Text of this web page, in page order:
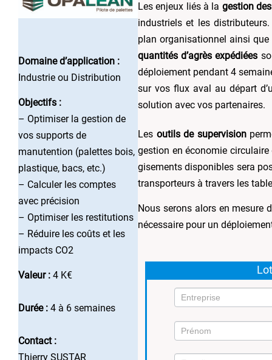
Domaine d’application :
Industrie ou Distribution
Objectifs :
– Optimiser la gestion de
vos supports de
manutention (palettes bois,
plastique, bacs, etc.)
– Calculer les comptes
avec précision
– Optimiser les restitutions
– Réduire les coûts et les
impacts CO2
Valeur : 4 K€
Durée : 4 à 6 semaines
Contact :
Thierry SUSTAR
Les enjeux liés à la gestion
industriels et les
plan organisationnel ainsi
quantités d’agrès expédiées
déploiement pendant 4
sur vos flux aval au départ
solution avec vos partenaires.
Les outils de supervision
gestion en économie
gisements disponibles sera
transporteurs à travers les
Nous serons alors en mesure
nécessaire pour un